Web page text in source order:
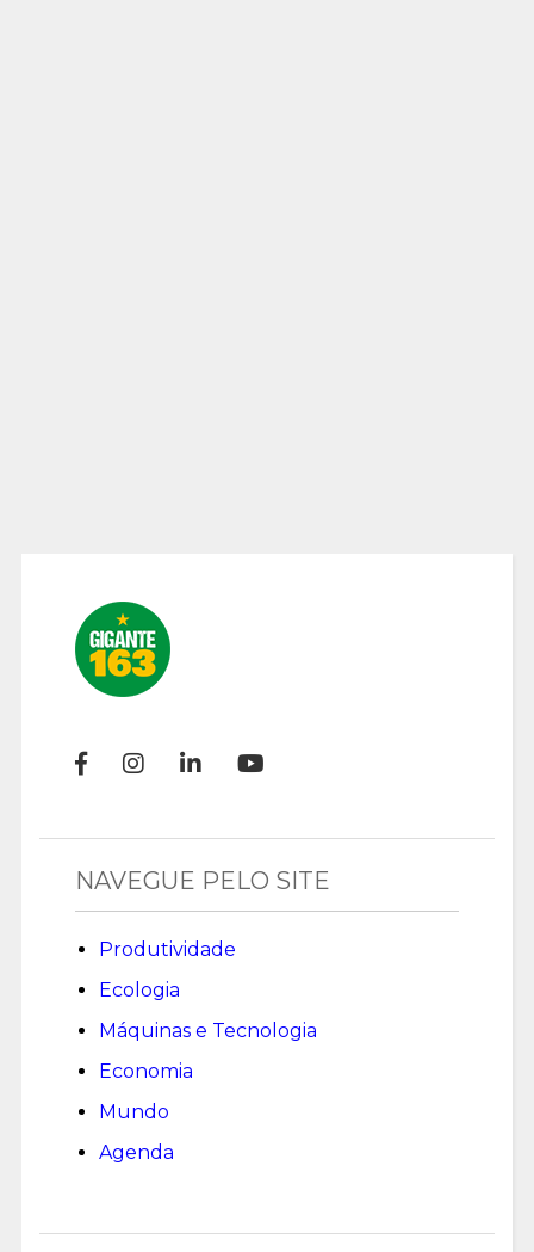
NAVEGUE PELO SITE
Produtividade
Ecologia
Máquinas e Tecnologia
Economia
Mundo
Agenda